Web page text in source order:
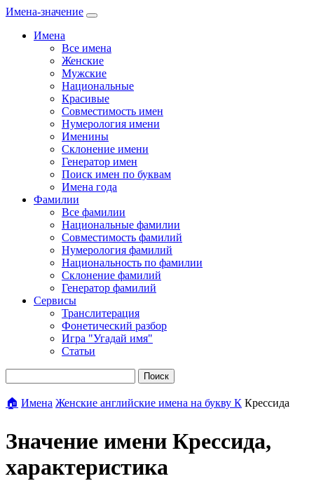
Имена-значение
Имена
Все имена
Женские
Мужские
Национальные
Красивые
Совместимость имен
Нумерология имени
Именины
Склонение имени
Генератор имен
Поиск имен по буквам
Имена года
Фамилии
Все фамилии
Национальные фамилии
Совместимость фамилий
Нумерология фамилий
Национальность по фамилии
Склонение фамилий
Генератор фамилий
Сервисы
Транслитерация
Фонетический разбор
Игра "Угадай имя"
Статьи
Поиск
🏠 Имена Женские английские имена на букву К Крессида
Значение имени Крессида,
характеристика